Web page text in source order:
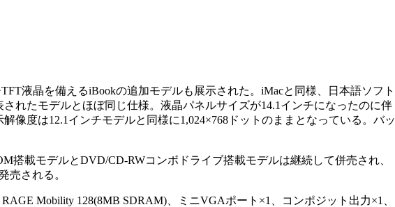
液晶を備えるiBookの追加モデルも展示された。iMacと同様、日本語ソフト
れたモデルとほぼ同じ仕様。液晶パネルサイズが14.1インチになったのに伴
像度は12.1インチモデルと同様に1,024×768ドットのままとなっている。バッ
搭載モデルとDVD/CD-RWコンボドライブ搭載モデルは継続して併売され、
売される。
Mobility 128(8MB SDRAM)、ミニVGAポート×1、コンポジット出力×1、